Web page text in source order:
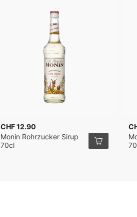
CHF 12.90
Monin Rohrzucker Sirup
70cl